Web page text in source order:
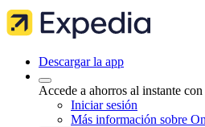
Descargar la app
Accede a ahorros al instante
Iniciar sesión
Más información sobre